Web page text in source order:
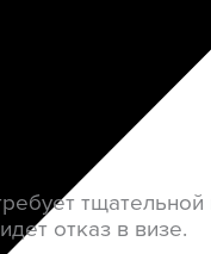
тщательной
отказ в визе.